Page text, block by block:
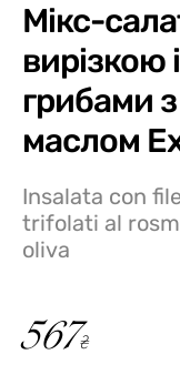
Мікс-
грибами
маслом
Insalata con
trifolati al
oliva
обжаренными
маслом Extra
567₴